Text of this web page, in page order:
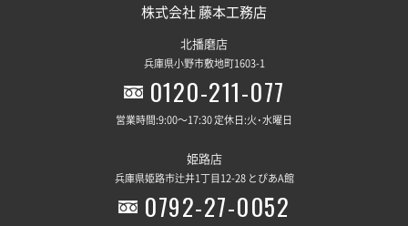
株式会社 藤本工務店
北播磨店
兵庫県小野市敷地町1603-1
0120-211-077
営業時間:9:00～17:30 定休日:火･水曜日
姫路店
兵庫県姫路市辻井1丁目12-28 とぴあA館
0792-27-0052